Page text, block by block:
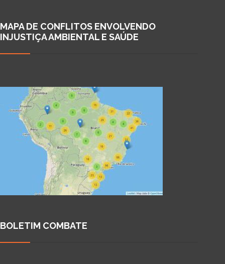
MAPA DE CONFLITOS ENVOLVENDO
INJUSTIÇA AMBIENTAL E SAÚDE
BOLETIM COMBATE